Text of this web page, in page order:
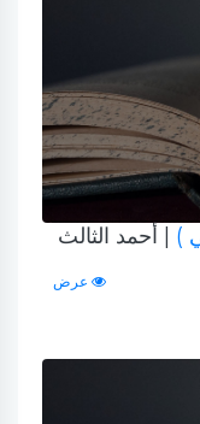
) | أحمد الثالث
عرض